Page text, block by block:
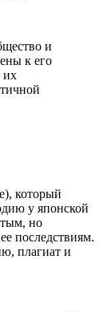
и
к его
их
который
у японской
но
последствиям.
плагиат и